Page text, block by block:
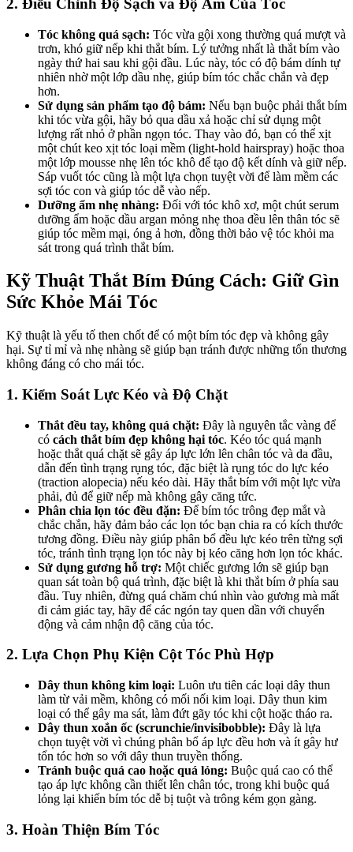
2. Điều Chỉnh Độ Sạch và Độ Ẩm Của Tóc
Tóc không quá sạch: Tóc vừa gội xong thường quá mượt và
trơn, khó giữ nếp khi thắt bím. Lý tưởng nhất là thắt bím vào
ngày thứ hai sau khi gội đầu. Lúc này, tóc có độ bám dính tự
nhiên nhờ một lớp dầu nhẹ, giúp bím tóc chắc chắn và đẹp
hơn.
Sử dụng sản phẩm tạo độ bám: Nếu bạn buộc phải thắt bím
khi tóc vừa gội, hãy bỏ qua dầu xả hoặc chỉ sử dụng một
lượng rất nhỏ ở phần ngọn tóc. Thay vào đó, bạn có thể xịt
một chút keo xịt tóc loại mềm (light-hold hairspray) hoặc thoa
một lớp mousse nhẹ lên tóc khô để tạo độ kết dính và giữ nếp.
Sáp vuốt tóc cũng là một lựa chọn tuyệt vời để làm mềm các
sợi tóc con và giúp tóc dễ vào nếp.
Dưỡng ẩm nhẹ nhàng: Đối với tóc khô xơ, một chút serum
dưỡng ẩm hoặc dầu argan mỏng nhẹ thoa đều lên thân tóc sẽ
giúp tóc mềm mại, óng ả hơn, đồng thời bảo vệ tóc khỏi ma
sát trong quá trình thắt bím.
Kỹ Thuật Thắt Bím Đúng Cách: Giữ Gìn
Sức Khỏe Mái Tóc
Kỹ thuật là yếu tố then chốt để có một bím tóc đẹp và không gây
hại. Sự tỉ mỉ và nhẹ nhàng sẽ giúp bạn tránh được những tổn thương
không đáng có cho mái tóc.
1. Kiểm Soát Lực Kéo và Độ Chặt
Thắt đều tay, không quá chặt: Đây là nguyên tắc vàng để
có cách thắt bím đẹp không hại tóc. Kéo tóc quá mạnh
hoặc thắt quá chặt sẽ gây áp lực lớn lên chân tóc và da đầu,
dẫn đến tình trạng rụng tóc, đặc biệt là rụng tóc do lực kéo
(traction alopecia) nếu kéo dài. Hãy thắt bím với một lực vừa
phải, đủ để giữ nếp mà không gây căng tức.
Phân chia lọn tóc đều đặn: Để bím tóc trông đẹp mắt và
chắc chắn, hãy đảm bảo các lọn tóc bạn chia ra có kích thước
tương đồng. Điều này giúp phân bổ đều lực kéo trên từng sợi
tóc, tránh tình trạng lọn tóc này bị kéo căng hơn lọn tóc khác.
Sử dụng gương hỗ trợ: Một chiếc gương lớn sẽ giúp bạn
quan sát toàn bộ quá trình, đặc biệt là khi thắt bím ở phía sau
đầu. Tuy nhiên, đừng quá chăm chú nhìn vào gương mà mất
đi cảm giác tay, hãy để các ngón tay quen dần với chuyển
động và cảm nhận độ căng của tóc.
2. Lựa Chọn Phụ Kiện Cột Tóc Phù Hợp
Dây thun không kim loại: Luôn ưu tiên các loại dây thun
làm từ vải mềm, không có mối nối kim loại. Dây thun kim
loại có thể gây ma sát, làm đứt gãy tóc khi cột hoặc tháo ra.
Dây thun xoắn ốc (scrunchie/invisibobble): Đây là lựa
chọn tuyệt vời vì chúng phân bổ áp lực đều hơn và ít gây hư
tổn tóc hơn so với dây thun truyền thống.
Tránh buộc quá cao hoặc quá lỏng: Buộc quá cao có thể
tạo áp lực không cần thiết lên chân tóc, trong khi buộc quá
lỏng lại khiến bím tóc dễ bị tuột và trông kém gọn gàng.
3. Hoàn Thiện Bím Tóc